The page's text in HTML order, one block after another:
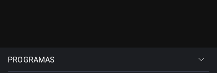
PROGRAMAS